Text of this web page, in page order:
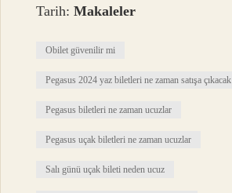
Tarih:Makaleler
Obilet güvenilir mi
Pegasus 2024 yaz biletleri ne zaman satışa çıkacak
Pegasus biletleri ne zaman ucuzlar
Pegasus uçak biletleri ne zaman ucuzlar
Salı günü uçak bileti neden ucuz